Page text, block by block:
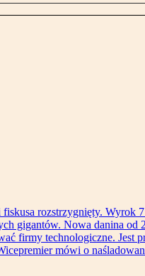
rozstrzygnięty. Wyrok
gigantów. Nowa danina od
firmy technologiczne. Jest
mówi o